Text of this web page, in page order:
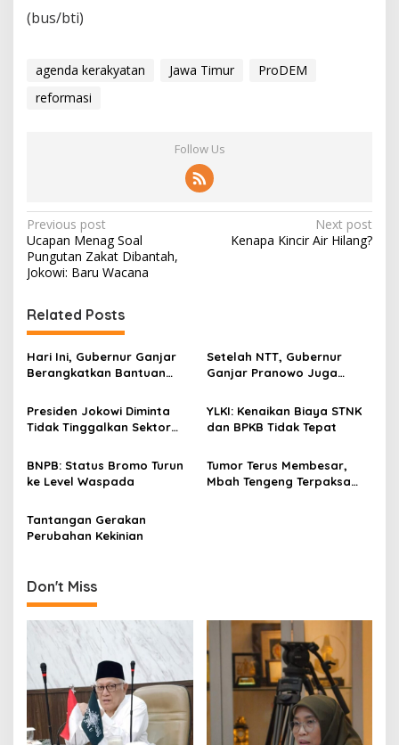
(bus/bti)
agenda kerakyatan Jawa Timur
ProDEM
reformasi
Follow Us
P
o
s
t
n
a
v
i
g
t
o
Previous post
Ucapan Menag Soal
Pungutan Zakat Dibantah,
Jokowi: Baru Wacana
Next post
Kenapa Kincir Air Hilang?
Related Posts
Hari Ini, Gubernur Ganjar
Berangkatkan Bantuan
Bencana Semeru Jatim
Setelah NTT, Gubernur
Ganjar Pranowo Juga
Jatim
Presiden Jokowi Diminta
Tidak Tinggalkan Sektor
YLKI: Kenaikan Biaya STNK
dan BPKB Tidak Tepat
BNPB: Status Bromo Turun
ke Level Waspada
Tumor Terus Membesar,
Mbah Tengeng Terpaksa
Tantangan Gerakan
Perubahan Kekinian
Don't Miss